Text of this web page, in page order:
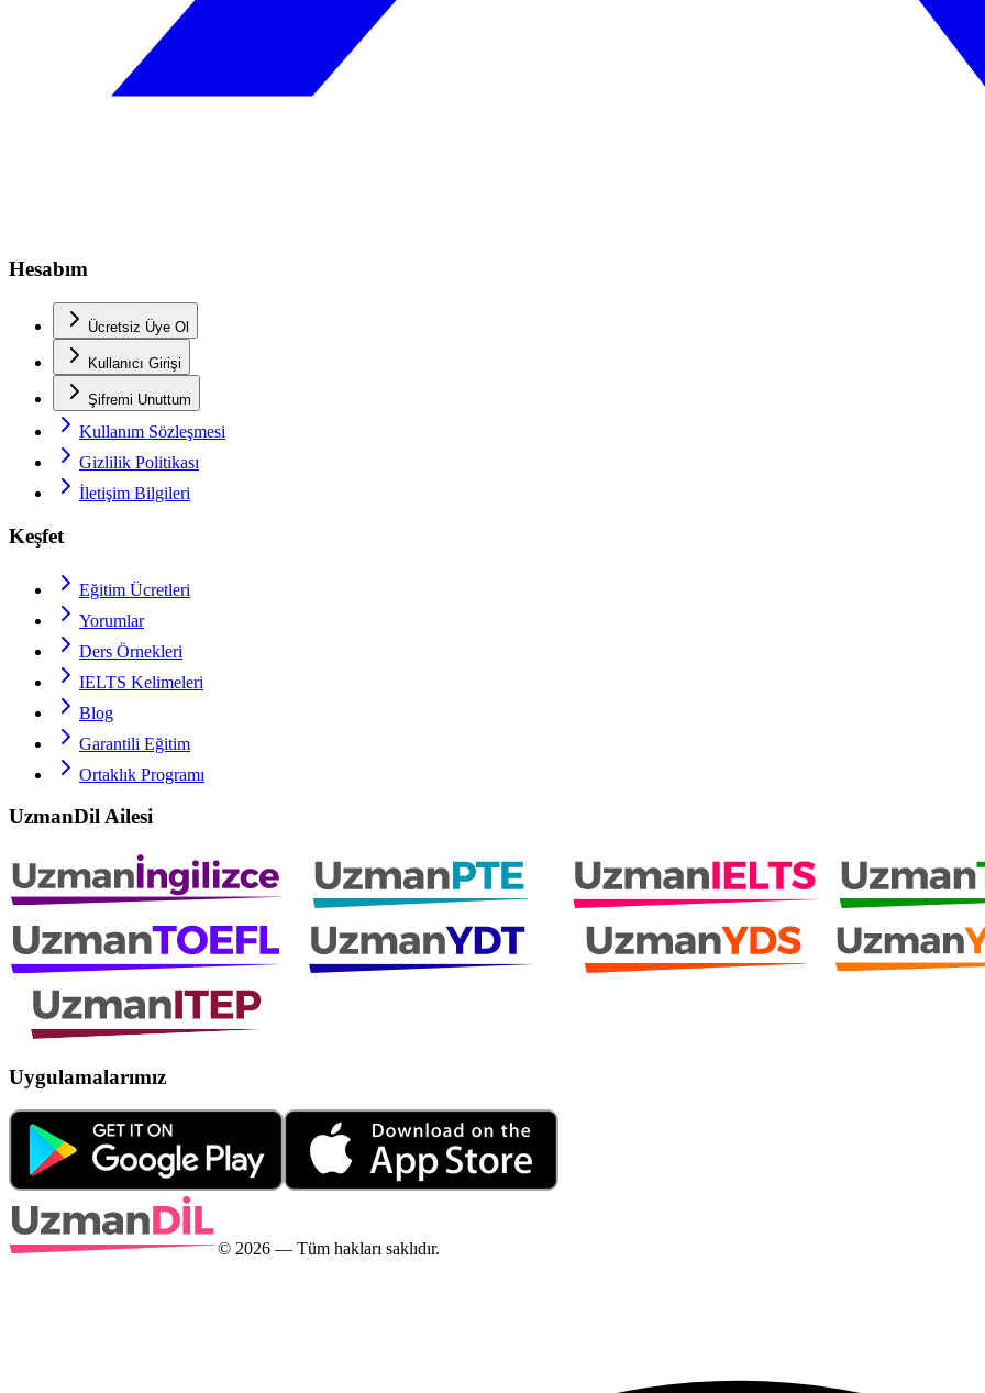
Hesabım
Ücretsiz Üye Ol
Kullanıcı Girişi
Şifremi Unuttum
Kullanım Sözleşmesi
Gizlilik Politikası
İletişim Bilgileri
Keşfet
Eğitim Ücretleri
Yorumlar
Ders Örnekleri
IELTS Kelimeleri
Blog
Garantili Eğitim
Ortaklık Programı
UzmanDil Ailesi
Uygulamalarımız
© 2026 — Tüm hakları saklıdır.